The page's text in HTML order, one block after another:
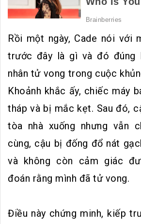
Rồi một ngày, Cade nói với
trước đây là gì và đó đúng
nhân tử vong trong cuộc
Khoảnh khắc ấy, chiếc máy
tháp và bị mắc kẹt. Sau đó,
tòa nhà xuống nhưng vẫn
cùng, cậu bị đống đổ nát
và không còn cảm giác
đoán rằng mình đã tử vong.
Điều này chứng minh, kiếp